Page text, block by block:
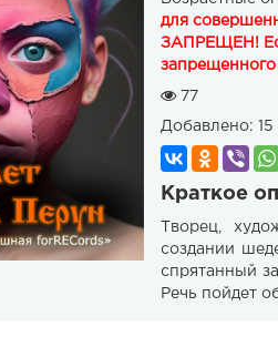
для
ЗАПРЕЩЕН!
запрещенного
77
Добавлено:
Краткое
Творец,
создании
спрятанный
Речь пойдет